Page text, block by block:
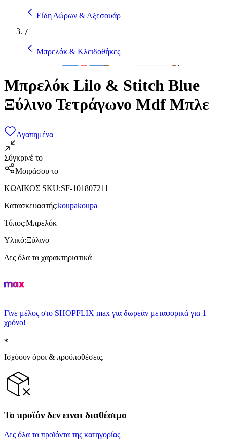
Είδη Δώρων & Αξεσουάρ
/
Μπρελόκ & Κλειδοθήκες
Μπρελόκ Lilo & Stitch Blue
Ξύλινο Τετράγωνο Mdf Μπλε
Αγαπημένα
Σύγκρινέ το
Μοιράσου το
ΚΩΔΙΚΟΣ SKU:SF-101807211
Κατασκευαστής:koupakoupa
Τύπος:Μπρελόκ
Υλικό:Ξύλινο
Δες όλα τα χαρακτηριστικά
Γίνε μέλος στο SHOPFLIX max για δωρεάν μεταφορικά για 1
χρόνο!
Ισχύουν όροι & προϋποθέσεις.
Το προϊόν δεν ειναι διαθέσιμο
Δες όλα τα προϊόντα της κατηγορίας